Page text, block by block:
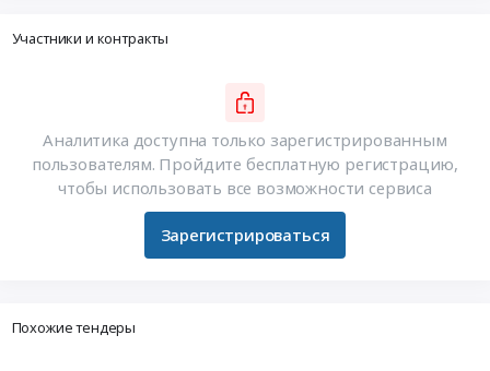
Участники и контракты
Аналитика доступна только зарегистрированным
пользователям. Пройдите бесплатную регистрацию,
чтобы использовать все возможности сервиса
Зарегистрироваться
Похожие тендеры